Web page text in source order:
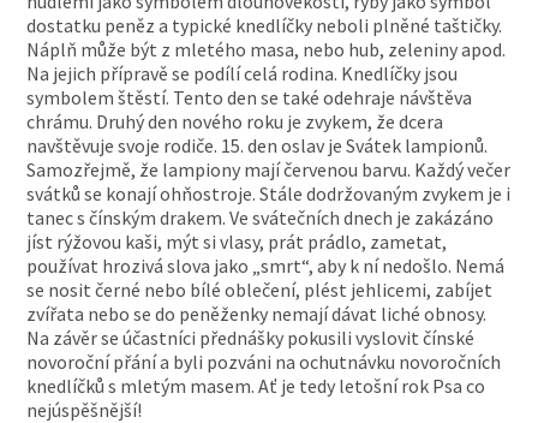
dostatku peněz a typické knedlíčky neboli plněné taštičky.
Náplň může být z mletého masa, nebo hub, zeleniny apod.
Na jejich přípravě se podílí celá rodina. Knedlíčky jsou
symbolem štěstí. Tento den se také odehraje návštěva
chrámu. Druhý den nového roku je zvykem, že dcera
navštěvuje svoje rodiče. 15. den oslav je Svátek lampionů.
Samozřejmě, že lampiony mají červenou barvu. Každý večer
svátků se konají ohňostroje. Stále dodržovaným zvykem je i
tanec s čínským drakem. Ve svátečních dnech je zakázáno
jíst rýžovou kaši, mýt si vlasy, prát prádlo, zametat,
používat hrozivá slova jako „smrt“, aby k ní nedošlo. Nemá
se nosit černé nebo bílé oblečení, plést jehlicemi, zabíjet
zvířata nebo se do peněženky nemají dávat liché obnosy.
Na závěr se účastníci přednášky pokusili vyslovit čínské
novoroční přání a byli pozváni na ochutnávku novoročních
knedlíčků s mletým masem. Ať je tedy letošní rok Psa co
nejúspěšnější!